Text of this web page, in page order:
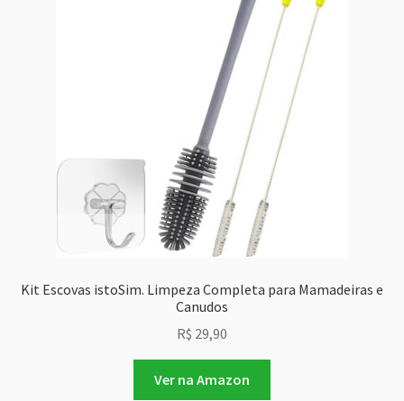
Kit Escovas istoSim. Limpeza Completa para Mamadeiras e
Canudos
R$ 29,90
Ver na Amazon